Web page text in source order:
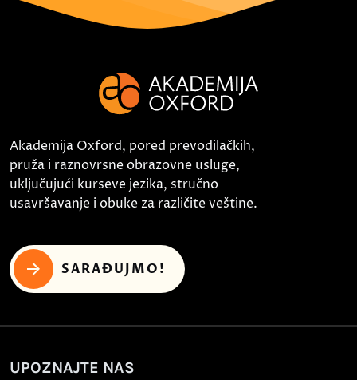
Akademija Oxford, pored prevodilačkih,
pruža i raznovrsne obrazovne usluge,
uključujući kurseve jezika, stručno
usavršavanje i obuke za različite veštine.
SARAĐUJMO!
UPOZNAJTE NAS